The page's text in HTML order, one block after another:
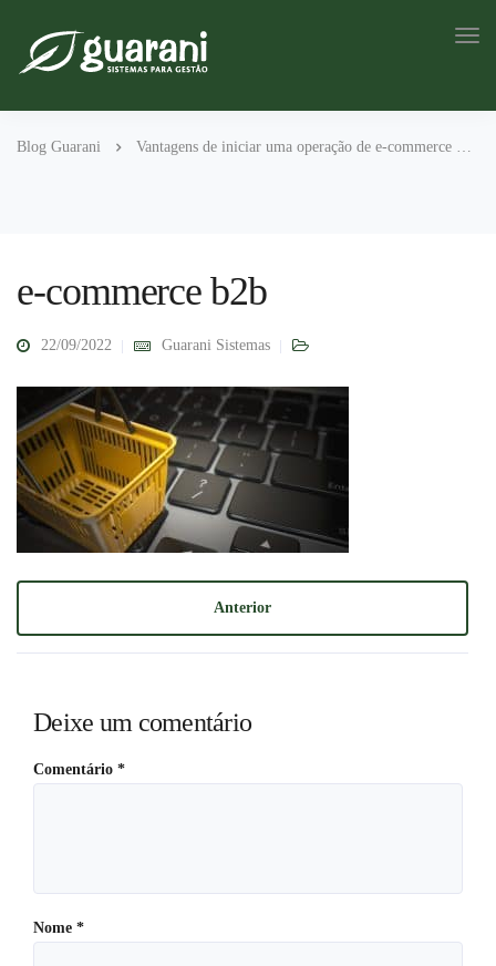
Blog Guarani Vantagens de iniciar uma operação de e-commerce B2B
e-commerce b2b
22/09/2022 Guarani Sistemas
Anterior
Deixe um comentário
Comentário *
Nome *